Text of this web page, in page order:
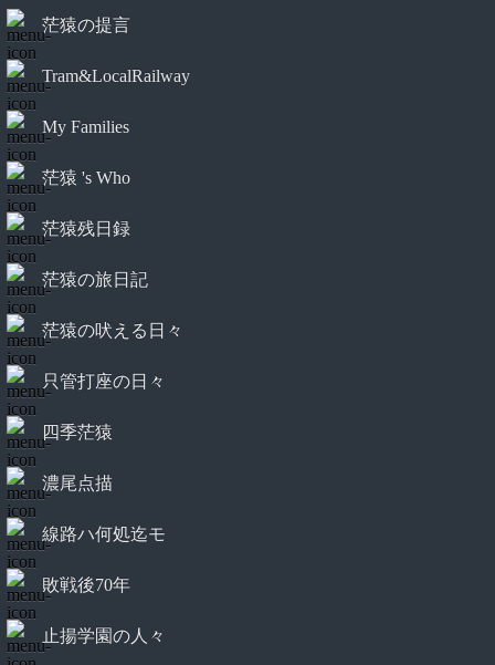
茫猿の提言
Tram&LocalRailway
My Families
茫猿 's Who
茫猿残日録
茫猿の旅日記
茫猿の吠える日々
只管打座の日々
四季茫猿
濃尾点描
線路ハ何処迄モ
敗戦後70年
止揚学園の人々